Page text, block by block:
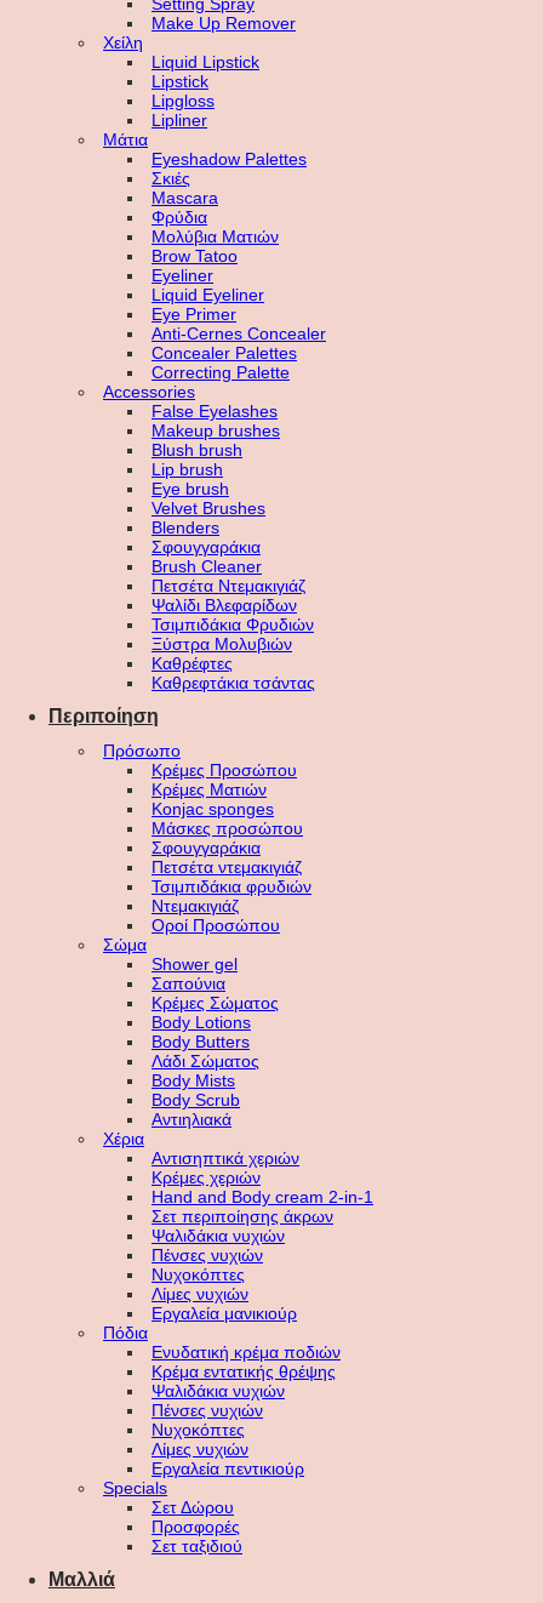
Make Up Remover
Χείλη
Liquid Lipstick
Lipstick
Lipgloss
Lipliner
Μάτια
Eyeshadow Palettes
Σκιές
Mascara
Φρύδια
Μολύβια Ματιών
Brow Tatoo
Eyeliner
Liquid Eyeliner
Eye Primer
Anti-Cernes Concealer
Concealer Palettes
Correcting Palette
Accessories
False Eyelashes
Makeup brushes
Blush brush
Lip brush
Eye brush
Velvet Brushes
Blenders
Σφουγγαράκια
Brush Cleaner
Πετσέτα Ντεμακιγιάζ
Ψαλίδι Βλεφαρίδων
Τσιμπιδάκια Φρυδιών
Ξύστρα Μολυβιών
Καθρέφτες
Καθρεφτάκια τσάντας
Περιποίηση
Πρόσωπο
Κρέμες Προσώπου
Κρέμες Ματιών
Konjac sponges
Μάσκες προσώπου
Σφουγγαράκια
Πετσέτα ντεμακιγιάζ
Τσιμπιδάκια φρυδιών
Ντεμακιγιάζ
Οροί Προσώπου
Σώμα
Shower gel
Σαπούνια
Κρέμες Σώματος
Body Lotions
Body Butters
Λάδι Σώματος
Body Mists
Body Scrub
Αντιηλιακά
Χέρια
Αντισηπτικά χεριών
Κρέμες χεριών
Hand and Body cream 2-in-1
Σετ περιποίησης άκρων
Ψαλιδάκια νυχιών
Πένσες νυχιών
Νυχοκόπτες
Λίμες νυχιών
Εργαλεία μανικιούρ
Πόδια
Ενυδατική κρέμα ποδιών
Κρέμα εντατικής θρέψης
Ψαλιδάκια νυχιών
Πένσες νυχιών
Νυχοκόπτες
Λίμες νυχιών
Εργαλεία πεντικιούρ
Specials
Σετ Δώρου
Προσφορές
Σετ ταξιδιού
Μαλλιά